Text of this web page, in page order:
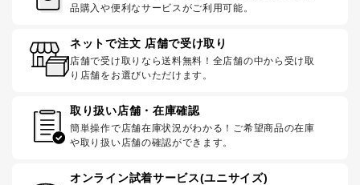
品購入や便利なサービスがご利用可能。
ネットで注文 店舗で受け取り
店舗で受け取りなら送料無料！全店舗の中から受け取
り店舗をお選びいただけます。
取り扱い店舗・在庫確認
簡単操作で店舗在庫状況がわかる！ご希望商品の在庫
や取り扱い店舗の確認ができます。
オンライン試着サービス(ユニサイズ)